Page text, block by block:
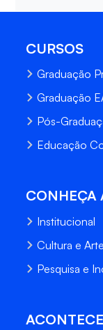
CURSOS
Graduação
Graduação
Pós-
Educação
CONHEÇA
Institucional
Cultura e Arte
Pesquisa e